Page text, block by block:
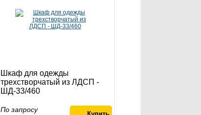
Шкаф для одежды
трехстворчатый из ЛДСП -
ШД-33/460
По запросу